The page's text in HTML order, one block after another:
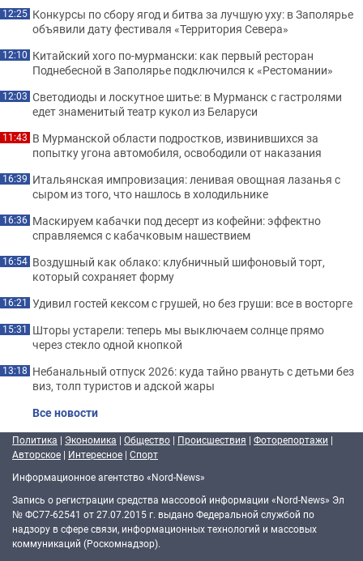
12:25 Конкурсы по сбору ягод и битва за лучшую уху: в Заполярье
объявили дату фестиваля «Территория Севера»
12:10 Китайский хого по-мурмански: как первый ресторан
Поднебесной в Заполярье подключился к «Рестомании»
12:03 Светодиоды и лоскутное шитье: в Мурманск с гастролями
едет знаменитый театр кукол из Беларуси
11:43 В Мурманской области подростков, извинившихся за
попытку угона автомобиля, освободили от наказания
16:39 Итальянская импровизация: ленивая овощная лазанья с
сыром из того, что нашлось в холодильнике
16:36 Маскируем кабачки под десерт из кофейни: эффектно
справляемся с кабачковым нашествием
16:54 Воздушный как облако: клубничный шифоновый торт,
который сохраняет форму
16:21 Удивил гостей кексом с грушей, но без груши: все в восторге
15:31 Шторы устарели: теперь мы выключаем солнце прямо
через стекло одной кнопкой
13:18 Небанальный отпуск 2026: куда тайно рвануть с детьми без
виз, толп туристов и адской жары
Все новости
Политика | Экономика | Общество | Происшествия | Фоторепортажи |
Авторское | Интересное | Спорт
Информационное агентство «Nord-News»
Запись о регистрации средства массовой информации «Nord-News» Эл
№ ФС77-62541 от 27.07.2015 г. выдано Федеральной службой по
надзору в сфере связи, информационных технологий и массовых
коммуникаций (Роскомнадзор).